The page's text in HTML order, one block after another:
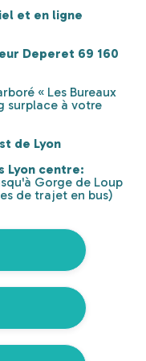
et en ligne
Deperet 69 160
« Les Bureaux
surplace à votre
de Lyon
Lyon centre:
Gorge de Loup
de trajet en bus)